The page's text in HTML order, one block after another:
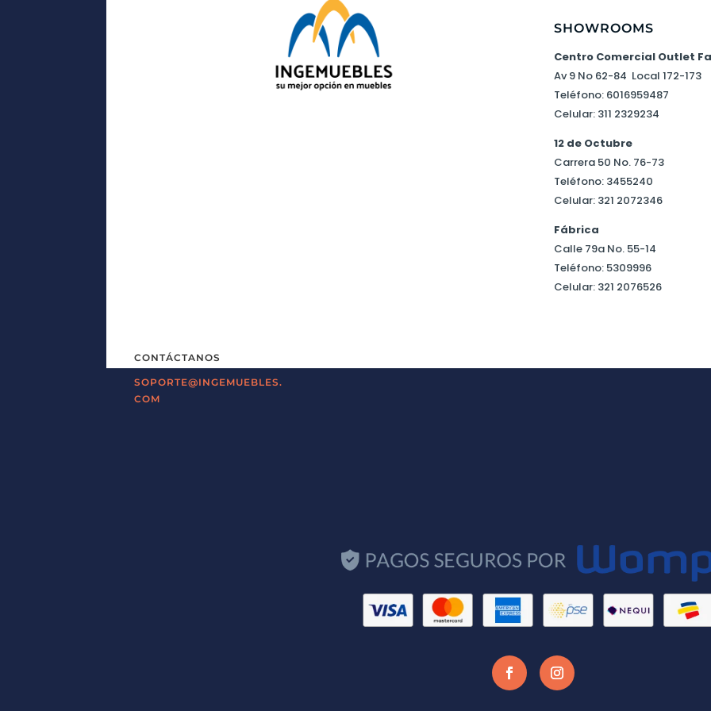
SHOWROOMS
Centro Comercial Outlet
Av 9 No 62-84 Local 172-173
Teléfono: 6016959487
Celular: 311 2329234
12 de Octubre
Carrera 50 No. 76-73
Teléfono: 3455240
Celular: 321 2072346
Fábrica
Calle 79a No. 55-14
Teléfono: 5309996
Celular: 321 2076526
CONTÁCTANOS
SOPORTE@INGEMUEBLES.
COM